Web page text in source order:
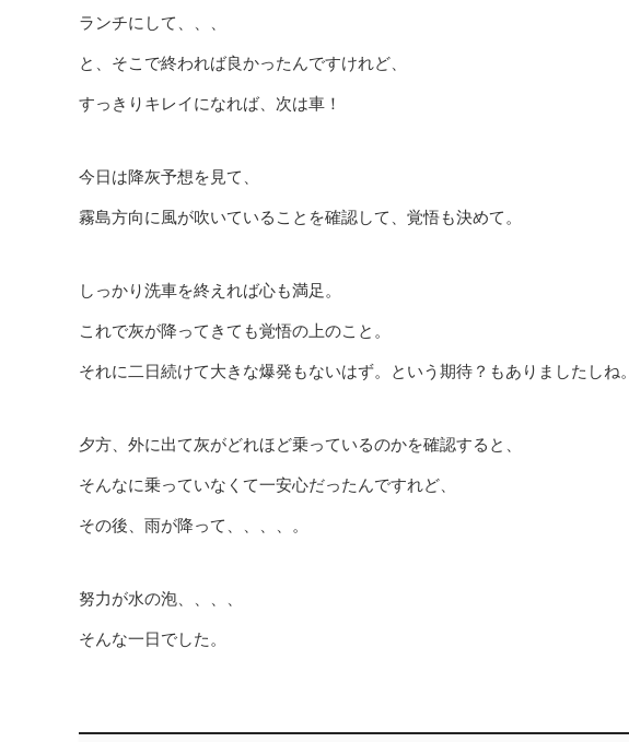
ランチにして、、、
と、そこで終われば良かったんですけれど、
すっきりキレイになれば、次は車！
今日は降灰予想を見て、
霧島方向に風が吹いていることを確認して、覚悟も決めて。
しっかり洗車を終えれば心も満足。
これで灰が降ってきても覚悟の上のこと。
それに二日続けて大きな爆発もないはず。という期待？もありましたしね。
夕方、外に出て灰がどれほど乗っているのかを確認すると、
そんなに乗っていなくて一安心だったんですれど、
その後、雨が降って、、、、。
努力が水の泡、、、、
そんな一日でした。